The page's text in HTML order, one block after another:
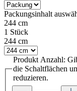
Packungsinhalt
244 cm
1 Stück
244 cm
Produkt Anzahl:
die Schaltflächen
reduzieren.